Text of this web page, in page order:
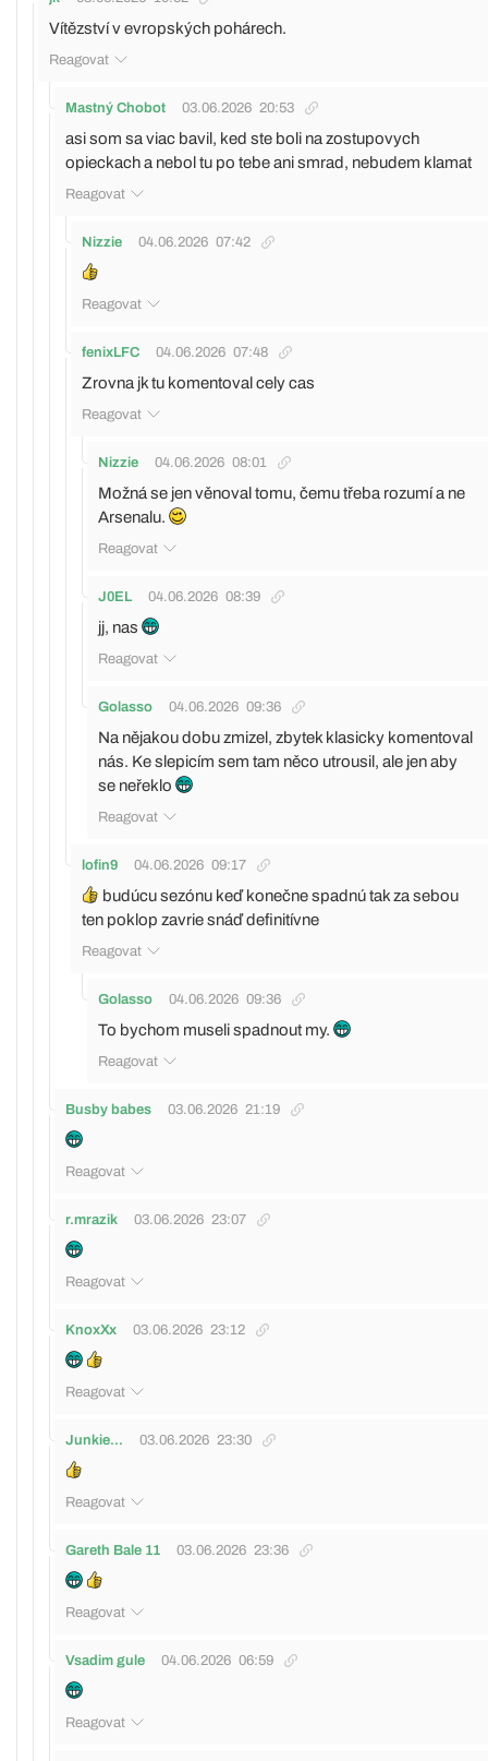
Vítězství v evropských pohárech.
Reagovat
Mastný Chobot 03.06.2026 20:53
asi som sa viac bavil, ked ste boli na zostupovych
opieckach a nebol tu po tebe ani smrad, nebudem klamat
Reagovat
Nizzie 04.06.2026 07:42
Reagovat
fenixLFC 04.06.2026 07:48
Zrovna jk tu komentoval cely cas
Reagovat
Nizzie 04.06.2026 08:01
Možná se jen věnoval tomu, čemu třeba rozumí a ne
Arsenalu.
Reagovat
J0EL 04.06.2026 08:39
jj, nas
Reagovat
Golasso 04.06.2026 09:36
Na nějakou dobu zmizel, zbytek klasicky komentoval
nás. Ke slepicím sem tam něco utrousil, ale jen aby
se neřeklo
Reagovat
lofin9 04.06.2026 09:17
budúcu sezónu keď konečne spadnú tak za sebou
ten poklop zavrie snáď definitívne
Reagovat
Golasso 04.06.2026 09:36
To bychom museli spadnout my.
Reagovat
Busby babes 03.06.2026 21:19
Reagovat
r.mrazik 03.06.2026 23:07
Reagovat
KnoxXx 03.06.2026 23:12
Reagovat
Junkie... 03.06.2026 23:30
Reagovat
Gareth Bale 11 03.06.2026 23:36
Reagovat
Vsadim gule 04.06.2026 06:59
Reagovat